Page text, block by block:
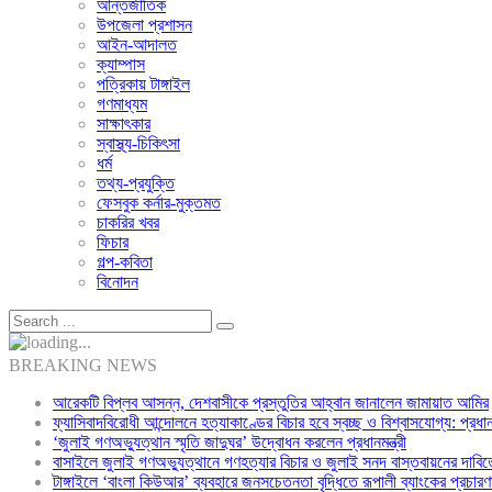
আন্তর্জাতিক
উপজেলা প্রশাসন
আইন-আদালত
ক্যাম্পাস
পত্রিকায় টাঙ্গাইল
গণমাধ্যম
সাক্ষাৎকার
স্বাস্থ্য-চিকিৎসা
ধর্ম
তথ্য-প্রযুক্তি
ফেসবুক কর্নার-মুক্তমত
চাকরির খবর
ফিচার
গল্প-কবিতা
বিনোদন
BREAKING NEWS
আরেকটি বিপ্লব আসন্ন, দেশবাসীকে প্রস্তুতির আহ্বান জানালেন জামায়াত আমির
ফ্যাসিবাদবিরোধী আন্দোলনে হত্যাকাণ্ডের বিচার হবে স্বচ্ছ ও বিশ্বাসযোগ্য:
‘জুলাই গণঅভ্যুত্থান স্মৃতি জাদুঘর’ উদ্বোধন করলেন প্রধানমন্ত্রী
বাসাইলে জুলাই গণঅভ্যুত্থানে গণহত্যার বিচার ও জুলাই সনদ বাস্তবায়নের
টাঙ্গাইলে ‘বাংলা কিউআর’ ব্যবহারে জনসচেতনতা বৃদ্ধিতে রূপালী ব্যাংকের